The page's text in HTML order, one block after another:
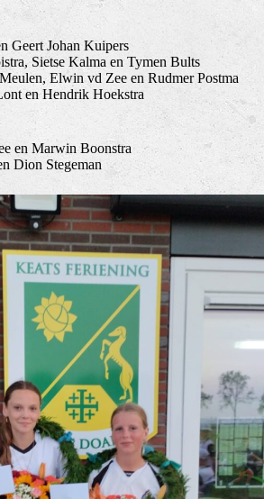
Geert Johan Kuipers
Sietse Kalma en Tymen Bults
Elwin vd Zee en Rudmer Postma
en Hendrik Hoekstra
en Marwin Boonstra
Dion Stegeman